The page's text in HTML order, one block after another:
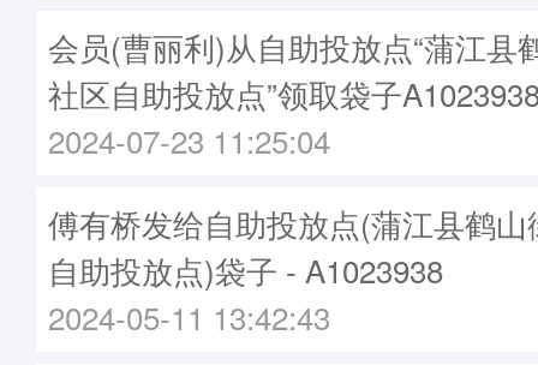
会员(曹丽利)从自助投放点“蒲江县
社区自助投放点”领取袋子
2024-07-23 11:25:04
傅有桥发给自助投放点(蒲江县鹤
自助投放点)袋子 - A1023938
2024-05-11 13:42:43